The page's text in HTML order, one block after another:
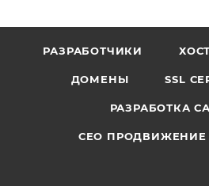
РАЗРАБОТЧИКИ
ДОМЕНЫ SSL
РАЗРАБОТКА
СЕО ПРОДВИЖЕНИЕ